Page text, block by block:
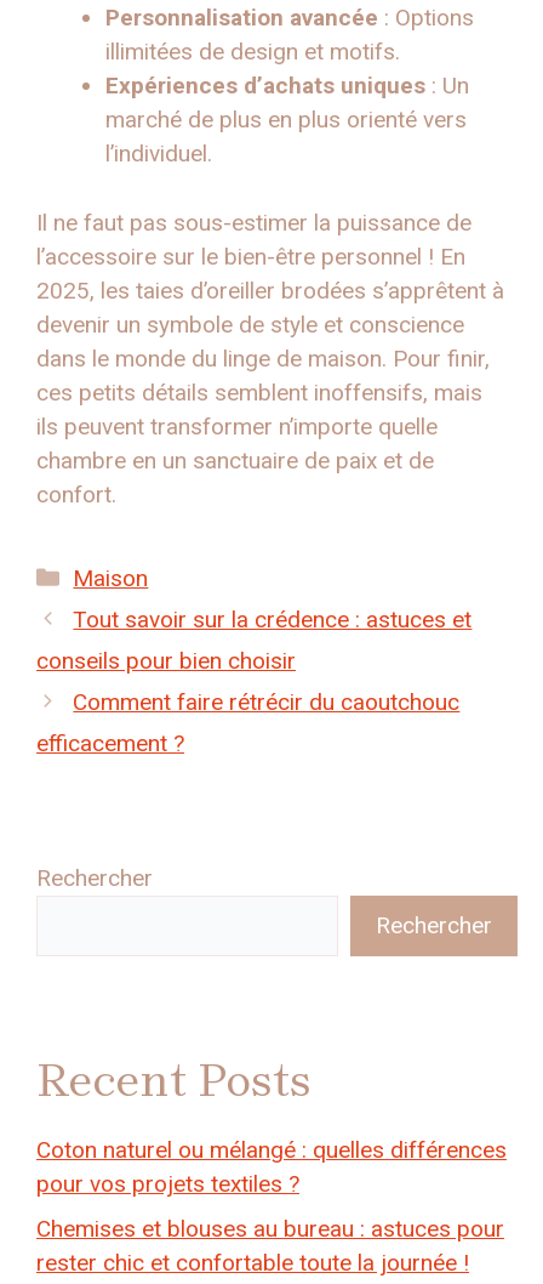
Personnalisation avancée : Options
illimitées de design et motifs.
Expériences d’achats uniques : Un
marché de plus en plus orienté vers
l’individuel.
Il ne faut pas sous-estimer la puissance de
l’accessoire sur le bien-être personnel ! En
2025, les taies d’oreiller brodées s’apprêtent à
devenir un symbole de style et conscience
dans le monde du linge de maison. Pour finir,
ces petits détails semblent inoffensifs, mais
ils peuvent transformer n’importe quelle
chambre en un sanctuaire de paix et de
confort.
Catégories
Maison
Tout savoir sur la crédence : astuces et
conseils pour bien choisir
Comment faire rétrécir du caoutchouc
efficacement ?
Rechercher
Rechercher
Recent Posts
Coton naturel ou mélangé : quelles différences
pour vos projets textiles ?
Chemises et blouses au bureau : astuces pour
rester chic et confortable toute la journée !